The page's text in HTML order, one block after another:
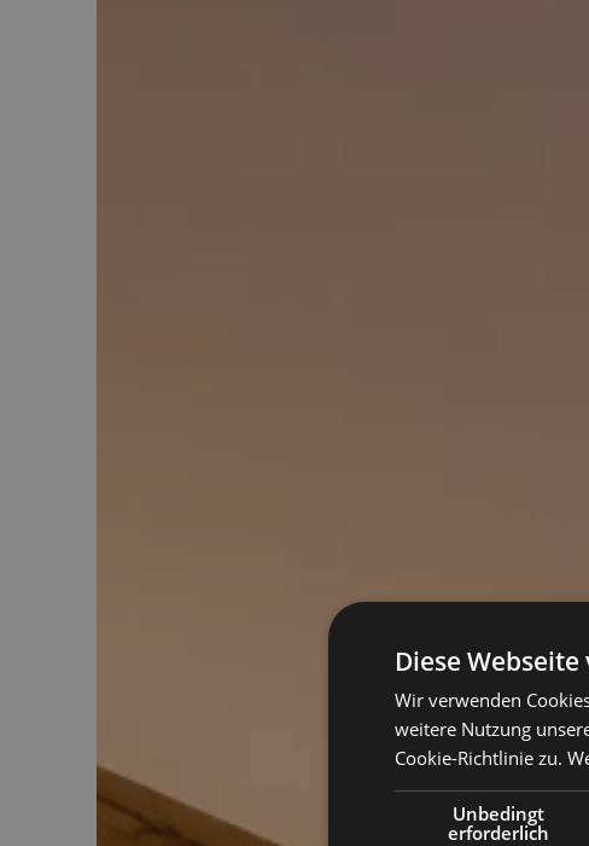
Diese
Wir verwenden
weitere Nutzung
Cookie-Richtlinie zu.
Unbedingt
erforderlich